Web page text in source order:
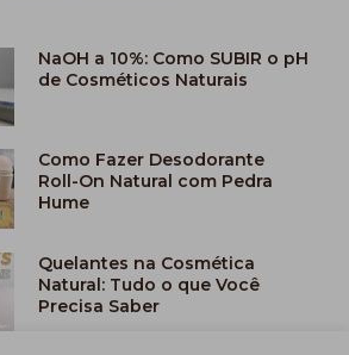
NaOH a 10%: Como SUBIR o pH
de Cosméticos Naturais
Como Fazer Desodorante
Roll-On Natural com Pedra
Hume
Quelantes na Cosmética
Natural: Tudo o que Você
Precisa Saber